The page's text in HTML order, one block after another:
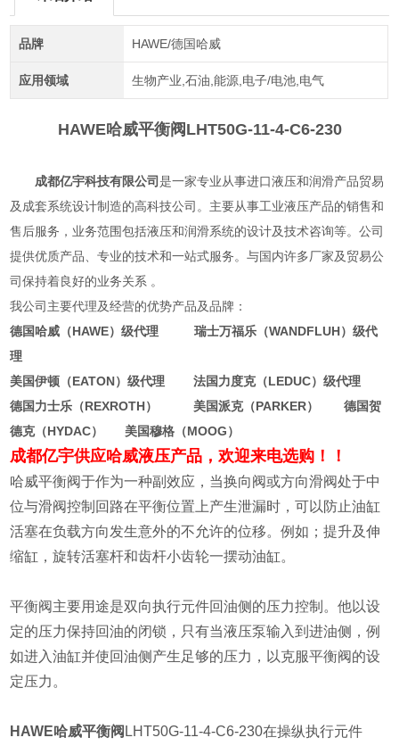
品牌 HAWE/德国哈威
应用领域 生物产业,石油,能源,电子/电池,电气
HAWE哈威平衡阀 LHT50G-11-4-C6-230
成都亿宇科技有限公司是一家专业从事进口液压和润滑产品贸易
及成套系统设计制造的高科技公司。主要从事工业液压产品的销售和
售后服务，业务范围包括液压和润滑系统的设计及技术咨询等。公司
提供优质产品、专业的技术和一站式服务。与国内许多厂家及贸易公
司保持着良好的业务关系 。
我公司主要代理及经营的优势产品及品牌：
德国哈威（HAWE）级代理 瑞士万福乐（WANDFLUH）级代
理
美国伊顿（EATON）级代理 法国力度克（LEDUC）级代理
德国力士乐（REXROTH） 美国派克（PARKER） 德国贺
德克（HYDAC） 美国穆格（MOOG）
成都亿宇供应哈威液压产品，欢迎来电选购！！
哈威平衡阀于作为一种副效应，当换向阀或方向滑阀处于中
位与滑阀控制回路在平衡位置上产生泄漏时，可以防止油缸
活塞在负载方向发生意外的不允许的位移。例如；提升及伸
缩缸，旋转活塞杆和齿杆小齿轮一摆动油缸。
平衡阀主要用途是双向执行元件回油侧的压力控制。他以设
定的压力保持回油的闭锁，只有当液压泵输入到进油侧，例
如进入油缸并使回油侧产生足够的压力，以克服平衡阀的设
定压力。
HAWE哈威平衡阀 LHT50G-11-4-C6-230在操纵执行元件